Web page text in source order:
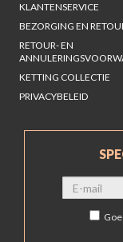
KLANTENSERVICE
BEZORGING EN
RETOUR- EN
KETTING COLLECTIE
PRIVACYBELEID